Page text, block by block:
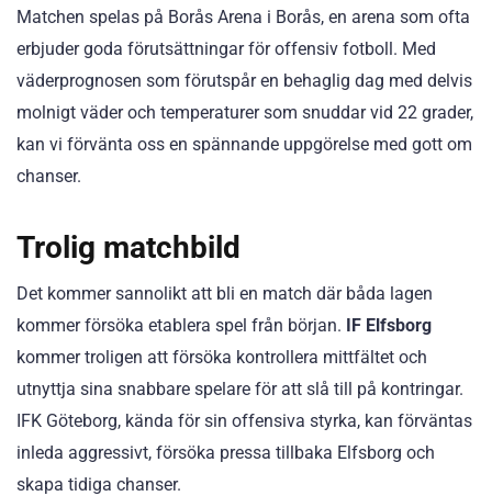
Matchen spelas på Borås Arena i Borås, en arena som ofta
erbjuder goda förutsättningar för offensiv fotboll. Med
väderprognosen som förutspår en behaglig dag med delvis
molnigt väder och temperaturer som snuddar vid 22 grader,
kan vi förvänta oss en spännande uppgörelse med gott om
chanser.
Trolig matchbild
Det kommer sannolikt att bli en match där båda lagen
kommer försöka etablera spel från början. IF Elfsborg
kommer troligen att försöka kontrollera mittfältet och
utnyttja sina snabbare spelare för att slå till på kontringar.
IFK Göteborg, kända för sin offensiva styrka, kan förväntas
inleda aggressivt, försöka pressa tillbaka Elfsborg och
skapa tidiga chanser.